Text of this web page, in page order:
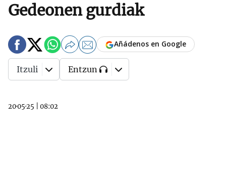
Gedeonen gurdiak
20·05·25 08:02
Añádenos en Google
Itzuli Entzun